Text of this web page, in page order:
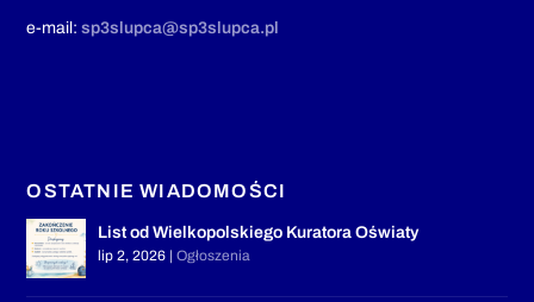
e-mail:sp3slupca@sp3slupca.pl
OSTATNIE WIADOMOŚCI
List od Wielkopolskiego Kuratora Oświaty
lip 2, 2026 |Ogłoszenia